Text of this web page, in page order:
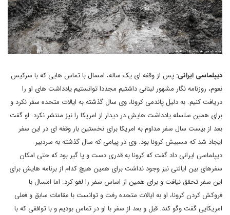
دیپلماسی ایرانی: پس از وقفه ای یک ساله، امسال با تماس هایی که با سرکیس
نعوم، روزنامه نگار مشهور لبنانی داشتیم مجددا توانستیم یادداشت های او را
دریافت کنیم. به دلیل پاندمی کرونا، وی سال گذشته به ایالات متحده سفر نکرد و
برای همین سلسله یادداشت هایش در دیدار از امریکا را نیز منتشر نکرد. او گفت
بعد از بیست سال سفر مداوم به امریکا برای نخستین بار وقفه ای در این سفر
ایجاد شد که مسببش کرونا بود. وی در پیامی که سال گذشته به سردبیر
دیپلماسی ایرانی داد گفت که کرونا به قدری دست و پا گیر بود که حتی امکان
سفرهای بین ایالتی نیز وجود نداشت برای همین هیچ کدام از برنامه هایش برای
این سفر تحقق نیافت و برای همین از اساس سفر را لغو کرد. اما امسال با
فروکش کردن کرونا، او به ایالات متحده رفت و توانست با مقامات سابق و فعلی
امریکایی گفت وگو کند. قبل و بعد از سفر با او در تماس بودیم و با توافقی که با